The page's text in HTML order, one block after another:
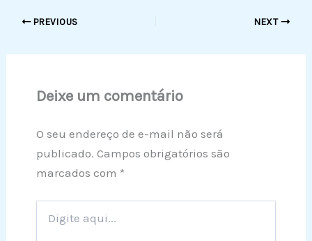
PREVIOUS NEXT
Deixe um comentário
O seu endereço de e-mail não será
publicado. Campos obrigatórios são
marcados com *
aqui...